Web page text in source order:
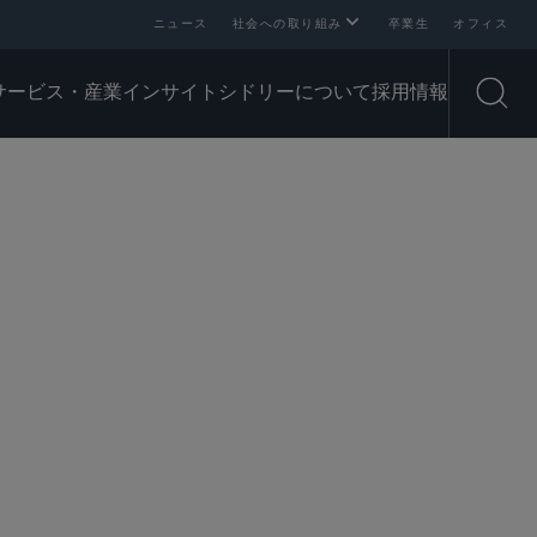
ニュース 社会への取り組み 卒業生 オフィス
ービス・産業インサイト シドリーについて採用情報